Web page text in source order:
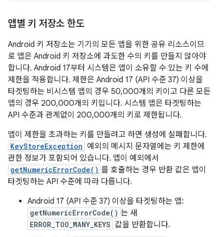
앱별 키 저장소 한도
Android 키 저장소는 기기의 모든 앱을 위한 공유 리소스이므
로 앱은 Android 키 저장소에 과도한 수의 키를 만들지 않아야
합니다. Android 17부터 시스템은 앱이 소유할 수 있는 키 수에
제한을 적용합니다. 제한은 Android 17 (API 수준 37) 이상을
타겟팅하는 비시스템 앱의 경우 50,000개의 키이고 다른 모든
앱의 경우 200,000개의 키입니다. 시스템 앱은 타겟팅하는
API 수준과 관계없이 200,000개의 키로 제한됩니다.
앱이 제한을 초과하는 키를 만들려고 하면 생성에 실패합니다.
KeyStoreException 예외의 메시지 문자열에는 키 제한에
관한 정보가 포함되어 있습니다. 앱이 예외에서
getNumericErrorCode() 를 호출하는 경우 반환 값은 앱이
타겟팅하는 API 수준에 따라 다릅니다.
Android 17 (API 수준 37) 이상을 타겟팅하는 앱:
getNumericErrorCode() 는 새
ERROR_TOO_MANY_KEYS 값을 반환합니다.